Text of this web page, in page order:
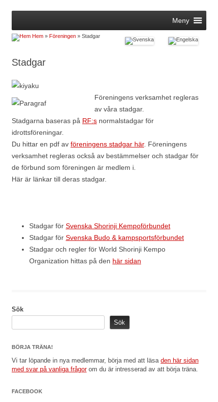
Meny
Hem » Föreningen » Stadgar
Stadgar
Föreningens verksamhet regleras
av våra stadgar.
Stadgarna baseras på RF:s normalstadgar för
idrottsföreningar.
Du hittar en pdf av föreningens stadgar här. Föreningens
verksamhet regleras också av bestämmelser och stadgar för
de förbund som föreningen är medlem i.
Här är länkar till deras stadgar.
Stadgar för Svenska Shorinji Kempoförbundet
Stadgar för Svenska Budo & kampsportsförbundet
Stadgar och regler för World Shorinji Kempo
Organization hittas på den här sidan
Sök
Sök
BÖRJA TRÄNA!
Vi tar löpande in nya medlemmar, börja med att läsa den här sidan
med svar på vanliga frågorom du är intresserad av att börja träna.
FACEBOOK